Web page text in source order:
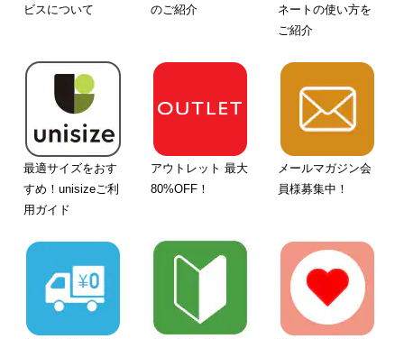
ビスについて
のご紹介
ネートの使い方を
ご紹介
最適サイズをおす
すめ！unisizeご利
用ガイド
アウトレット 最大
80%OFF！
メールマガジン会
員様募集中！